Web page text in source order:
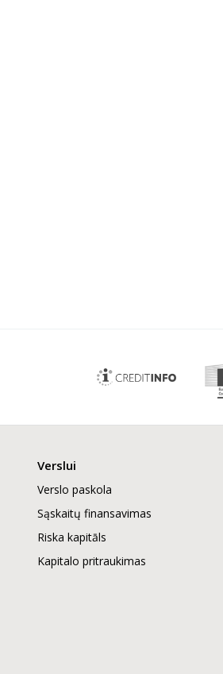
Verslui
Verslo paskola
Sąskaitų finansavimas
Riska kapitāls
Kapitalo pritraukimas